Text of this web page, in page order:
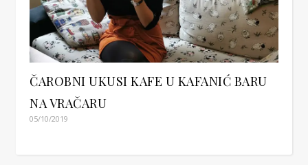
ČAROBNI UKUSI KAFE U KAFANIĆ BARU
NA VRAČARU
05/10/2019